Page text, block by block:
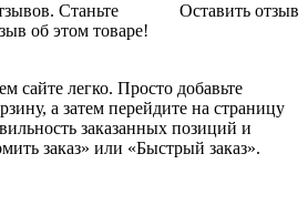
Оставить отзыв
Станьте
об этом товаре!
сайте легко. Просто добавьте
а затем перейдите на страницу
заказанных позиций и
заказ» или «Быстрый заказ».